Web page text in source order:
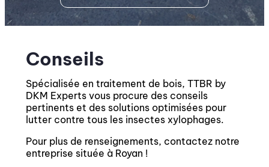
Conseils
Spécialisée en traitement de bois, TTBR by
DKM Experts vous procure des conseils
pertinents et des solutions optimisées pour
lutter contre tous les insectes xylophages.
Pour plus de renseignements, contactez notre
entreprise située à Royan !